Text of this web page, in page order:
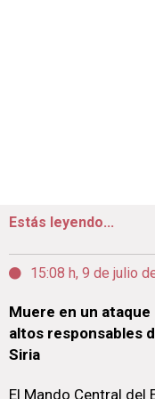
Estás leyendo...
15:08 h, 9 de julio
Muere en un
altos responsables
Siria
El Mando Central del